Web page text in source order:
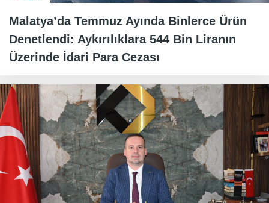
Malatya’da Temmuz Ayında Binlerce Ürün
Denetlendi: Aykırılıklara 544 Bin Liranın
Üzerinde İdari Para Cezası